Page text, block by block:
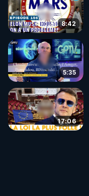
8:42
5:35
17:06